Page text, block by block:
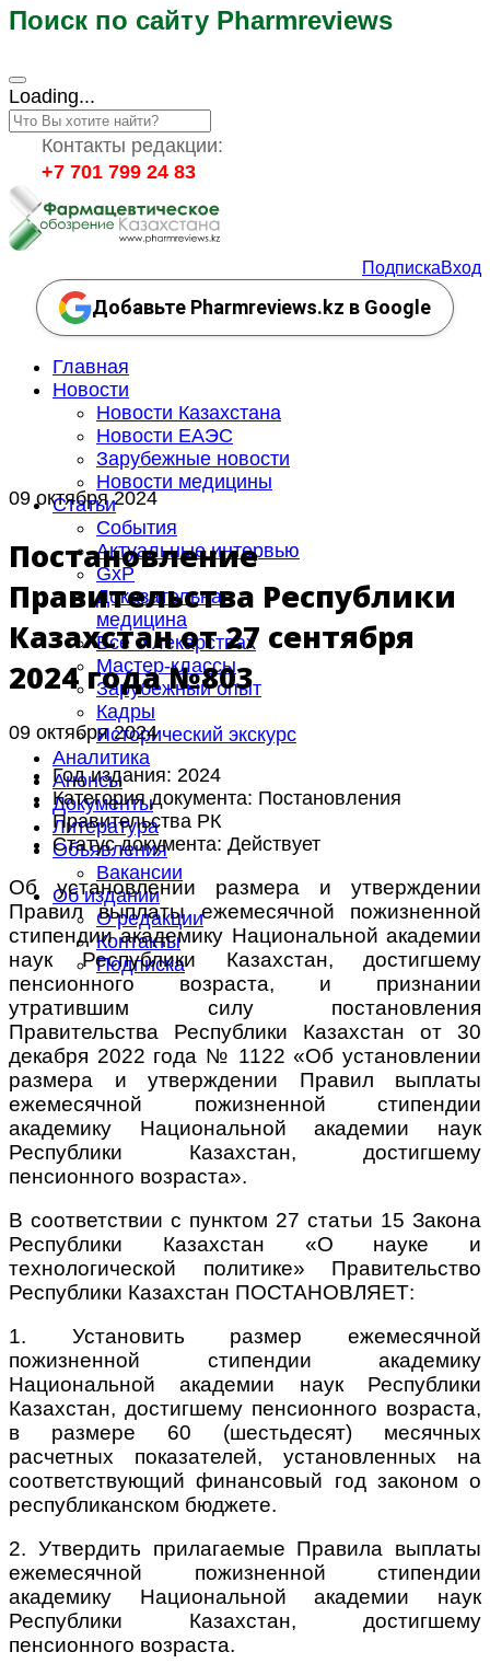
Поиск по сайту Pharmreviews
Loading...
Контакты редакции:
+7 701 799 24 83
ПодпискаВход
Добавьте Pharmreviews.kz в Google
Главная
Новости
Новости Казахстана
Новости ЕАЭС
Зарубежные новости
Новости медицины
Статьи
События
Актуальные интервью
GxP
Доказательная
медицина
Все о лекарствах
Мастер-классы
Зарубежный опыт
Кадры
Исторический экскурс
Аналитика
Анонсы
Документы
Литература
Объявления
Вакансии
Об издании
О редакции
Контакты
Подписка
09 октября 2024
Постановление
Правительства Республики
Казахстан от 27 сентября
2024 года №803
09 октября 2024
Год издания: 2024
Категория документа: Постановления
Правительства РК
Статус документа: Действует
Об установлении размера и утверждении
Правил выплаты ежемесячной пожизненной
стипендии академику Национальной академии
наук Республики Казахстан, достигшему
пенсионного возраста, и признании
утратившим силу постановления
Правительства Республики Казахстан от 30
декабря 2022 года № 1122 «Об установлении
размера и утверждении Правил выплаты
ежемесячной пожизненной стипендии
академику Национальной академии наук
Республики Казахстан, достигшему
пенсионного возраста».
В соответствии с пунктом 27 статьи 15 Закона
Республики Казахстан «О науке и
технологической политике» Правительство
Республики Казахстан ПОСТАНОВЛЯЕТ:
1. Установить размер ежемесячной
пожизненной стипендии академику
Национальной академии наук Республики
Казахстан, достигшему пенсионного возраста,
в размере 60 (шестьдесят) месячных
расчетных показателей, установленных на
соответствующий финансовый год законом о
республиканском бюджете.
2. Утвердить прилагаемые Правила выплаты
ежемесячной пожизненной стипендии
академику Национальной академии наук
Республики Казахстан, достигшему
пенсионного возраста.